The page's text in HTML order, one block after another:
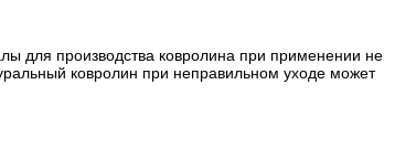
для производства ковролина при применении не
ковролин при неправильном уходе может